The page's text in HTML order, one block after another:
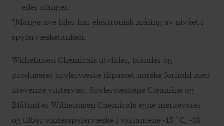
eller slanger.
*Mange nye biler har elektronisk måling av nivået i
spylervæsketanken.
Wilhelmsen Chemicals utvikler, blander og
produserer spylervæske tilpasset norske forhold med
krevende vintervær. Spylervæskene Cleanline og
Blåtind er Wilhelmsen Chemicals egne merkevarer
og tilbyr vinterspylervæske i variantene -15 ˚C, -18